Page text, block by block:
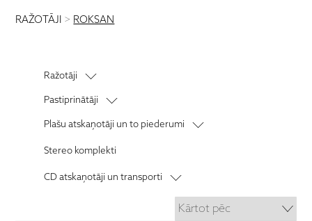
RAŽOTĀJI > ROKSAN
Ražotāji
Audiolab
Audio Note
AM Clean Sound
Audioquest
Pastiprinātāji
Stereo pastiprinātāji
Plašu atskaņotāji un to piederumi
Vinila plašu atskaņotāji
Nomaiņas adatas
Stereo komplekti
CD atskaņotāji un transporti